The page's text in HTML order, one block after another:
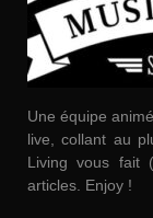
Une équipe
live, collant au
Living vous fait
articles. Enjoy !